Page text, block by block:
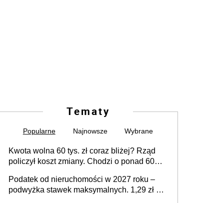
Tematy
Popularne Najnowsze Wybrane
Kwota wolna 60 tys. zł coraz bliżej? Rząd
policzył koszt zmiany. Chodzi o ponad 60
Podatek od nieruchomości w 2027 roku –
podwyżka stawek maksymalnych. 1,29 zł za